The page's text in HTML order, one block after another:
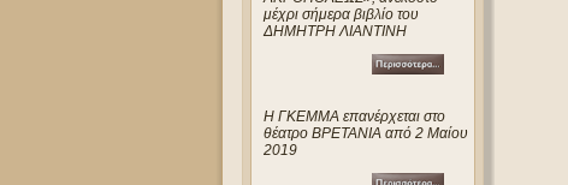
μέχρι σήμερα βιβλίο του
ΔΗΜΗΤΡΗ ΛΙΑΝΤΙΝΗ
Η ΓΚΕΜΜΑ επανέρχεται στο
θέατρο ΒΡΕΤΑΝΙΑ από 2 Μαίου
2019